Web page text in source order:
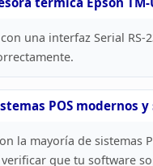
una interfaz Serial
POS modernos
la mayoría de sistemas
que tu software